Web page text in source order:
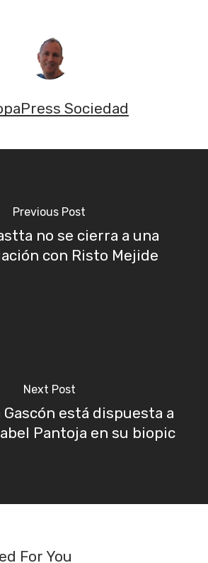
Sociedad
Previous Post
no se cierra a una
con Risto Mejide
Next Post
Gascón está dispuesta a
Pantoja en su biopic
For You